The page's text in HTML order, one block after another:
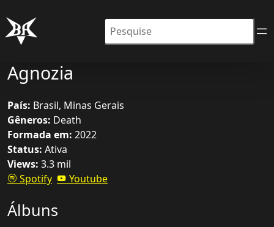
Pesquisar
Agnozia
País: Brasil, Minas Gerais
Gêneros: Death
Formada em: 2022
Status: Ativa
Views: 3.3 mil
Spotify
Youtube
Álbuns